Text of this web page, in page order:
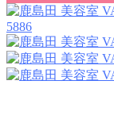
5886